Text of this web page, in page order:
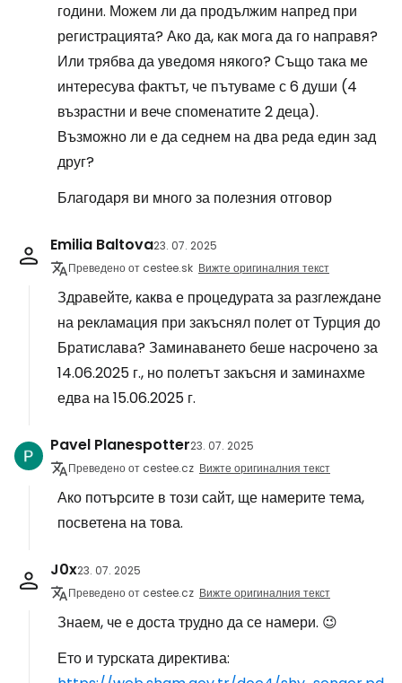
години. Можем ли да продължим напред при
регистрацията? Ако да, как мога да го направя?
Или трябва да уведомя някого? Също така ме
интересува фактът, че пътуваме с 6 души (4
възрастни и вече споменатите 2 деца).
Възможно ли е да седнем на два реда един зад
друг?
Благодаря ви много за полезния отговор
Emilia Baltova23. 07. 2025
Преведено от cestee.sk Вижте оригиналния текст
Здравейте, каква е процедурата за разглеждане
на рекламация при закъснял полет от Турция до
Братислава? Заминаването беше насрочено за
14.06.2025 г., но полетът закъсня и заминахме
едва на 15.06.2025 г.
Pavel Planespotter23. 07. 2025
Преведено от cestee.cz Вижте оригиналния текст
Ако потърсите в този сайт, ще намерите тема,
посветена на това.
J0x23. 07. 2025
Преведено от cestee.cz Вижте оригиналния текст
Знаем, че е доста трудно да се намери. 😉
Ето и турската директива: